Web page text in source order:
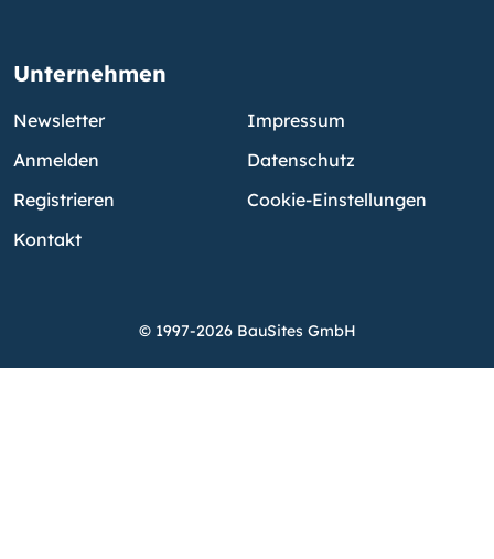
Unternehmen
Newsletter
Anmelden
Registrieren
Kontakt
Impressum
Datenschutz
Cookie-Einstellungen
© 1997-2026 BauSites GmbH